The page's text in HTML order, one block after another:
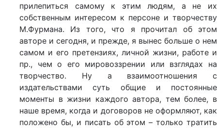
прилепиться самому к этим людям, а не их
собственным интересом к персоне и творчеству
М.Фурмана. Из того, что я прочитал об этом
авторе и сегодня, и прежде, я вынес больше о нем
самом и его претензиях, личной жизни, работе и
пр., чем о его мировоззрении или взглядах на
творчество. Ну а взаимоотношения с
издательствами суть общие и постоянные
моменты в жизни каждого автора, тем более, в
наше время, когда и договоров не оформляют, как
положено бы, и писать об этом – только тратить